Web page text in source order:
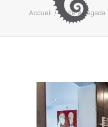
MONTAGNE
Accueil Suite Anegada